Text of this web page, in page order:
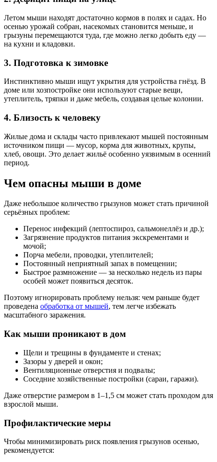
Летом мыши находят достаточно кормов в полях и садах. Но
осенью урожай собран, насекомых становится меньше, и
грызуны перемещаются туда, где можно легко добыть еду —
на кухни и кладовки.
3. Подготовка к зимовке
Инстинктивно мыши ищут укрытия для устройства гнёзд. В
доме или хозпостройке они используют старые вещи,
утеплитель, тряпки и даже мебель, создавая целые колонии.
4. Близость к человеку
Жилые дома и склады часто привлекают мышей постоянным
источником пищи — мусор, корма для животных, крупы,
хлеб, овощи. Это делает жильё особенно уязвимым в осенний
период.
Чем опасны мыши в доме
Даже небольшое количество грызунов может стать причиной
серьёзных проблем:
Перенос инфекций (лептоспироз, сальмонеллёз и др.);
Загрязнение продуктов питания экскрементами и
мочой;
Порча мебели, проводки, утеплителей;
Постоянный неприятный запах в помещении;
Быстрое размножение — за несколько недель из пары
особей может появиться десяток.
Поэтому игнорировать проблему нельзя: чем раньше будет
проведена обработка от мышей, тем легче избежать
масштабного заражения.
Как мыши проникают в дом
Щели и трещины в фундаменте и стенах;
Зазоры у дверей и окон;
Вентиляционные отверстия и подвалы;
Соседние хозяйственные постройки (сараи, гаражи).
Даже отверстие размером в 1–1,5 см может стать проходом для
взрослой мыши.
Профилактические меры
Чтобы минимизировать риск появления грызунов осенью,
рекомендуется: